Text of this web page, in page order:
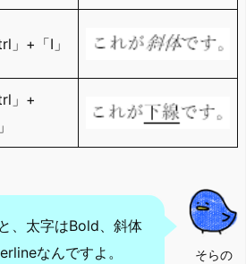
」+「I」
」+
そらの
、太字はBold、斜体
なんですよ。